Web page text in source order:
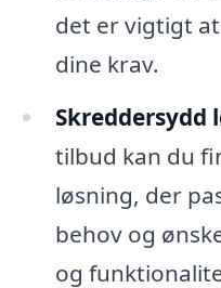
det er vigtigt
dine krav.
Skreddersydd
tilbud kan du
løsning, der
behov og
og